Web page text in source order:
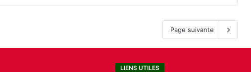
Page suivante
LIENS UTILES